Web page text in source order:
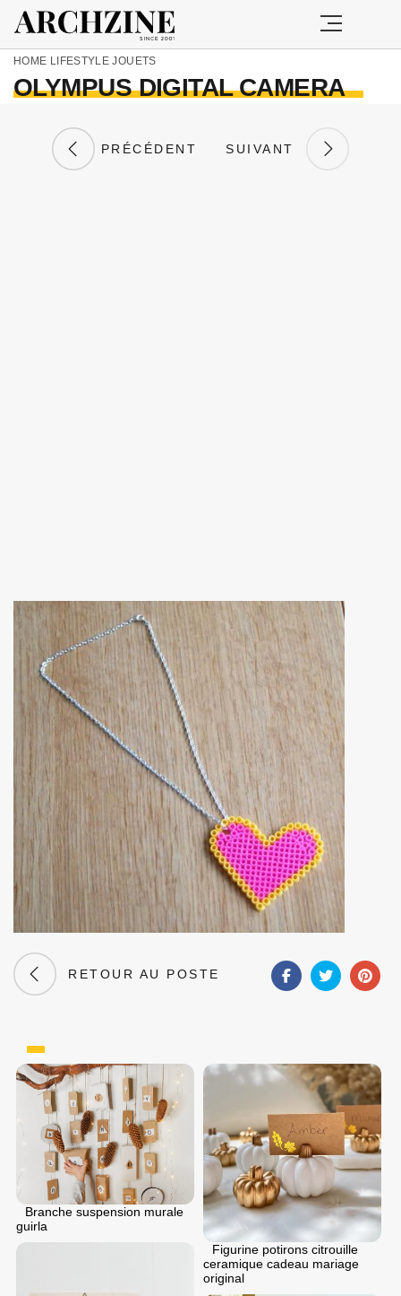
HOME LIFESTYLE JOUETS
OLYMPUS DIGITAL CAMERA
PRÉCÉDENT SUIVANT
RETOUR AU POSTE
Branche suspension murale
guirla
Figurine potirons citrouille
ceramique cadeau mariage
original